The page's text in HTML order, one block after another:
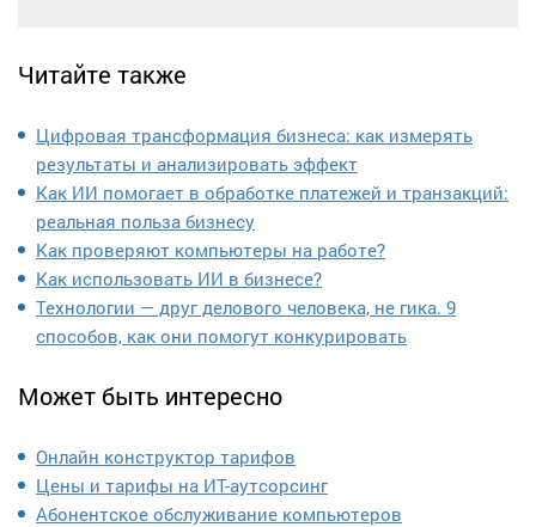
Читайте также
Цифровая трансформация бизнеса: как измерять
результаты и анализировать эффект
Как ИИ помогает в обработке платежей и транзакций:
реальная польза бизнесу
Как проверяют компьютеры на работе?
Как использовать ИИ в бизнесе?
Технологии — друг делового человека, не гика. 9
способов, как они помогут конкурировать
Может быть интересно
Онлайн конструктор тарифов
Цены и тарифы на ИТ-аутсорсинг
Абонентское обслуживание компьютеров